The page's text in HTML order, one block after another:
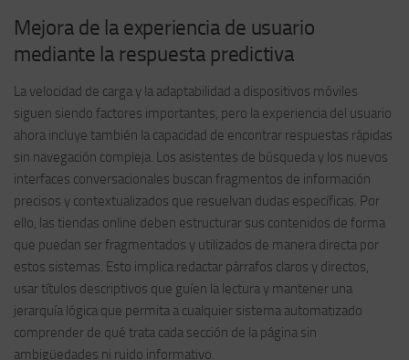
Mejora de la experiencia de usuario
mediante la respuesta predictiva
La velocidad de carga y la adaptabilidad a dispositivos móviles
siguen siendo factores importantes, pero la experiencia del usuario
ahora incluye también la capacidad de encontrar respuestas rápidas
sin navegación compleja. Los asistentes de búsqueda y los nuevos
interfaces conversacionales buscan fragmentos de información
precisos y contextualizados que resuelvan dudas específicas. Por
ello, las tiendas online deben estructurar sus contenidos de forma
que puedan ser fragmentados y utilizados de manera directa por
estos sistemas. Esto implica redactar párrafos claros y directos,
usar títulos descriptivos que guíen la lectura y mantener una
jerarquía lógica que permita a cualquier sistema automatizado
comprender de qué trata cada sección de la página sin
ambigüedades ni ruido informativo.